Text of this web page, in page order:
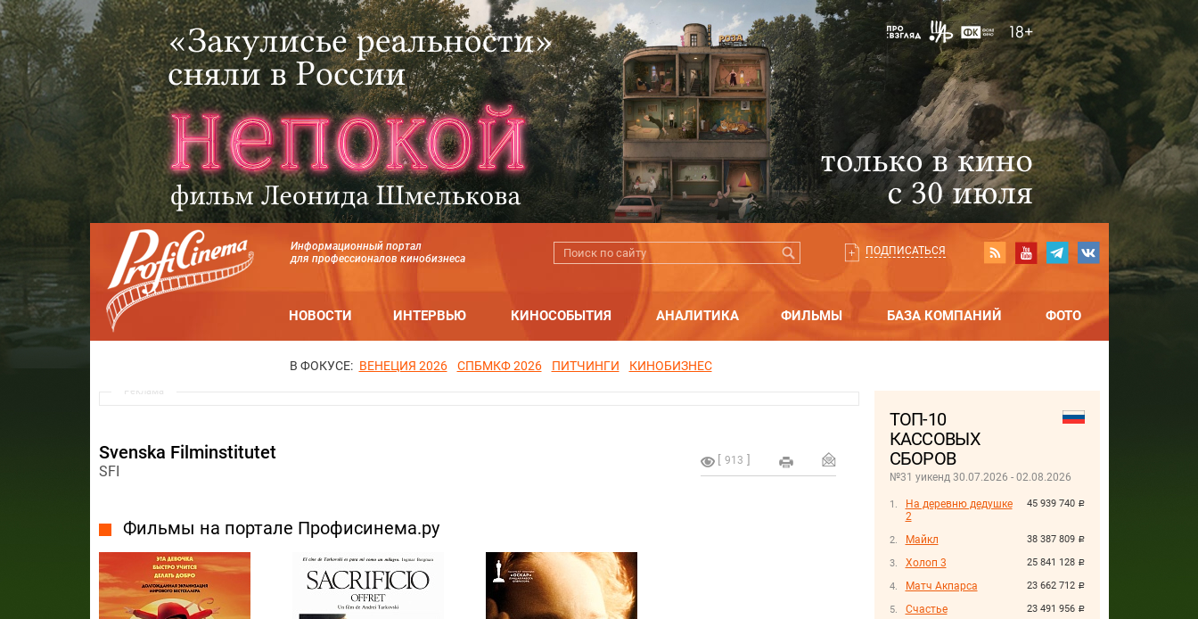
Информационный портал
для профессионалов кинобизнеса
ПОДПИСАТЬСЯ
НОВОСТИ ИНТЕРВЬЮ КИНОСОБЫТИЯ АНАЛИТИКА ФИЛЬМЫ БАЗА КОМПАНИЙ ФОТО
В ФОКУСЕ: ВЕНЕЦИЯ 2026 СПБМКФ 2026 ПИТЧИНГИ КИНОБИЗНЕС
ТОП-10
КАССОВЫХ
СБОРОВ
№31 уикенд 30.07.2026 - 02.08.2026
45 939 740 руб.
На деревню дедушке
2
38 387 809 руб.
Майкл
25 841 128 руб.
Холоп 3
23 662 712 руб.
Матч Акпарса
23 491 956 руб.
Счастье
Реклама
913
Svenska Filminstitutet
SFI
Фильмы на портале Профисинема.ру